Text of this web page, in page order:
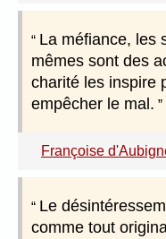
La méfiance, les
mêmes sont des
charité les inspire
empêcher le mal.
Françoise
Le
comme tout